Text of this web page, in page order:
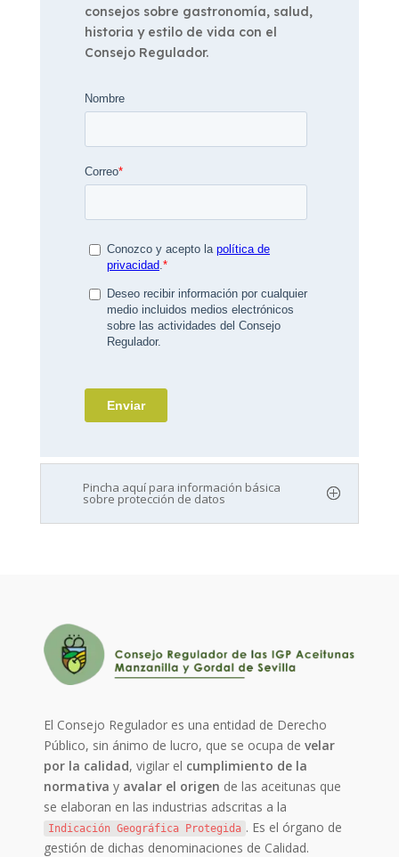
consejos sobre gastronomía, salud,
historia y estilo de vida con el
Consejo Regulador.
Pincha aquí para información básica
sobre protección de datos
El Consejo Regulador es una entidad de Derecho
Público, sin ánimo de lucro, que se ocupa develar
por la calidad, vigilar el cumplimiento de la
normativa y avalar el origen de las aceitunas que
se elaboran en las industrias adscritas a la
Indicación Geográfica Protegida . Es el órgano de
gestión de dichas denominaciones de Calidad.